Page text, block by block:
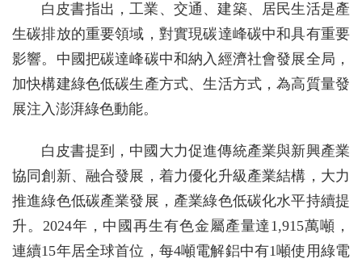
白皮書指出，工業、交通、建築、居民生活是產
生碳排放的重要領域，對實現碳達峰碳中和具有重要
影響。中國把碳達峰碳中和納入經濟社會發展全局，
加快構建綠色低碳生產方式、生活方式，為高質量發
展注入澎湃綠色動能。
白皮書提到，中國大力促進傳統產業與新興產業
協同創新、融合發展，着力優化升級產業結構，大力
推進綠色低碳產業發展，產業綠色低碳化水平持續提
升。2024年，中國再生有色金屬產量達1,915萬噸，
連續15年居全球首位，每4噸電解鋁中有1噸使用綠電